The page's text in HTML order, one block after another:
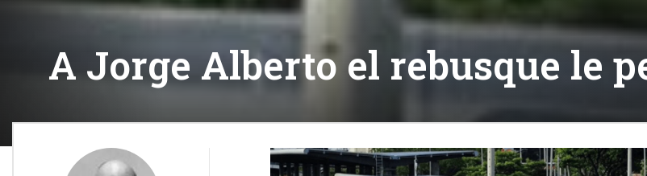
A Jorge Alberto el rebusque le